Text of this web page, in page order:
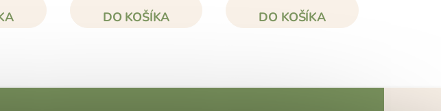
DO KOŠÍKA DO KOŠÍKA